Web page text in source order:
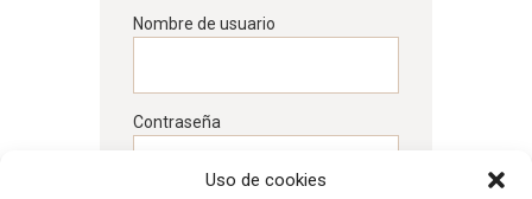
Uso de cookies
Nombre de usuario
Contraseña